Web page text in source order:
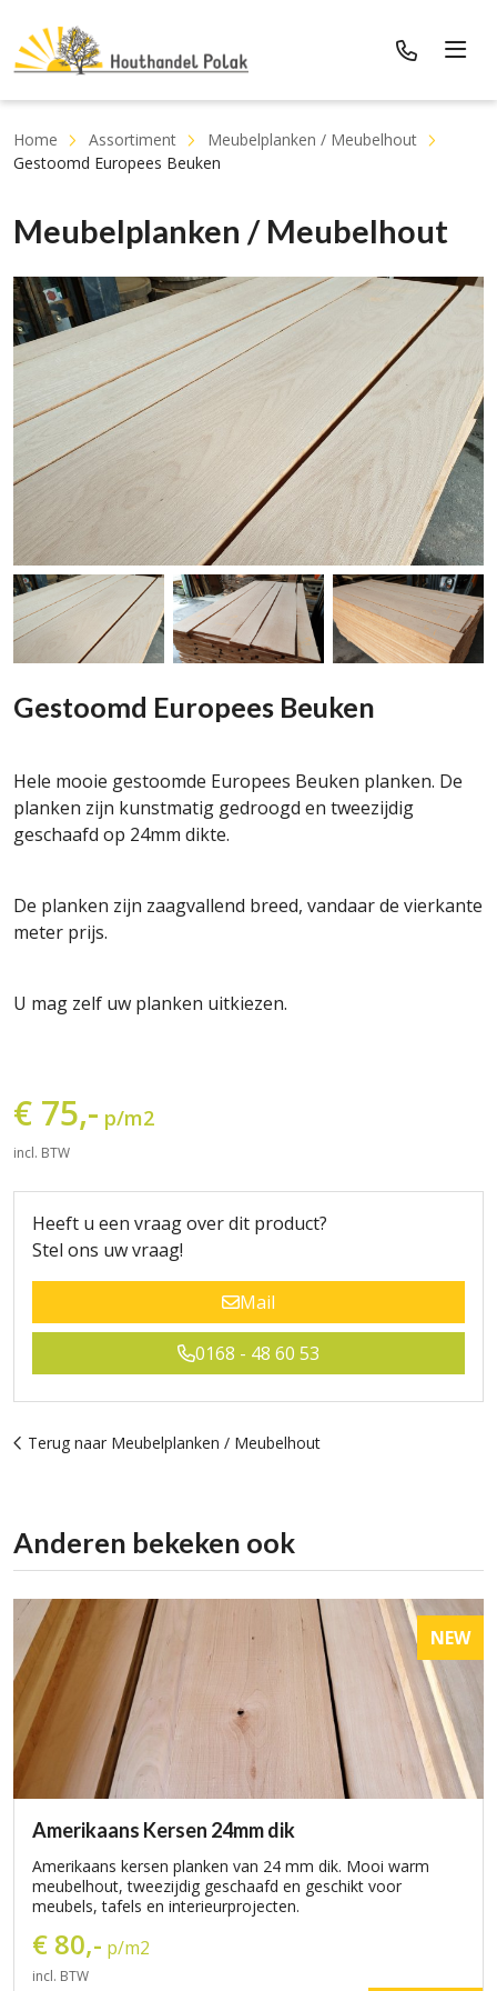
Home Assortiment
Meubelplanken / Meubelhout
Gestoomd Europees Beuken
Meubelplanken / Meubelhout
Gestoomd Europees Beuken
Hele mooie gestoomde Europees Beuken planken. De
planken zijn kunstmatig gedroogd en tweezijdig
geschaafd op 24mm dikte.
De planken zijn zaagvallend breed, vandaar de vierkante
meter prijs.
U mag zelf uw planken uitkiezen.
€ 75,- p/m2
incl. BTW
Heeft u een vraag over dit product?
Stel ons uw vraag!
Mail
0168 - 48 60 53
Terug naar Meubelplanken / Meubelhout
Anderen bekeken ook
NEW
Amerikaans Kersen 24mm dik
Amerikaans kersen planken van 24 mm dik. Mooi warm
meubelhout, tweezijdig geschaafd en geschikt voor
meubels, tafels en interieurprojecten.
€ 80,- p/m2
incl. BTW